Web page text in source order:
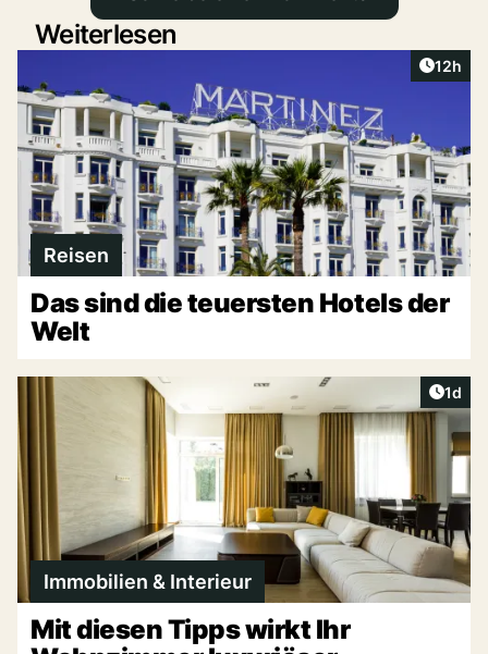
Weiterlesen
Artikel
12h
Reisen
Das sind die teuersten Hotels der
Welt
1d
Immobilien & Interieur
Mit diesen Tipps wirkt Ihr